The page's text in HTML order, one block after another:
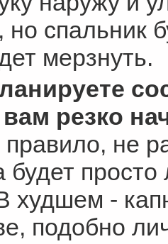
спальник
мерзнуть.
резко
правило, не
будет
худшем -
подобно